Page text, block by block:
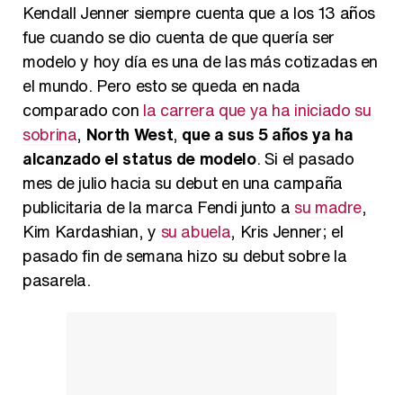
Así se tomó Felipe VI que la Infanta Sofía no quisiera recibir formación militar
Kendall Jenner siempre cuenta que a los 13 años
fue cuando se dio cuenta de que quería ser
modelo y hoy día es una de las más cotizadas en
el mundo. Pero esto se queda en nada
comparado con la carrera que ya ha iniciado su
sobrina, North West, que a sus 5 años ya ha
alcanzado el status de modelo. Si el pasado
mes de julio hacia su debut en una campaña
publicitaria de la marca Fendi junto a su madre,
Kim Kardashian, y su abuela, Kris Jenner; el
pasado fin de semana hizo su debut sobre la
pasarela.